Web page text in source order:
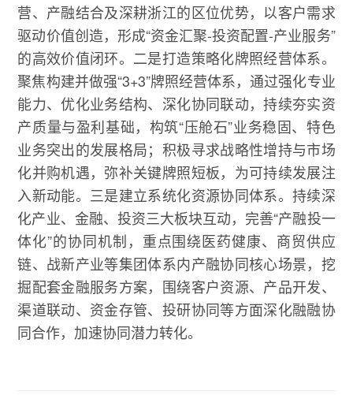
营、产融结合及深耕浙江的区位优势，以客户需求
驱动价值创造，形成“资金汇聚-投资配置-产业服务”
的高效价值闭环。二是打造策略化牌照经营体系。
聚焦构建并做强“3+3”牌照经营体系，通过强化专业
能力、优化业务结构、深化协同联动，持续夯实资
产质量与盈利基础，构筑“压舱石”业务稳固、特色
业务突出的发展格局；积极寻求战略性增持与市场
化并购机遇，弥补关键牌照短板，为可持续发展注
入新动能。三是建立系统化资源协同体系。持续深
化产业、金融、投资三大板块互动，完善“产融投一
体化”的协同机制，重点围绕医药健康、商贸供应
链、战新产业等集团体系内产融协同核心场景，挖
掘配套金融服务方案，围绕客户资源、产品开发、
渠道联动、资金存管、投研协同等方面深化融融协
同合作，加速协同潜力转化。